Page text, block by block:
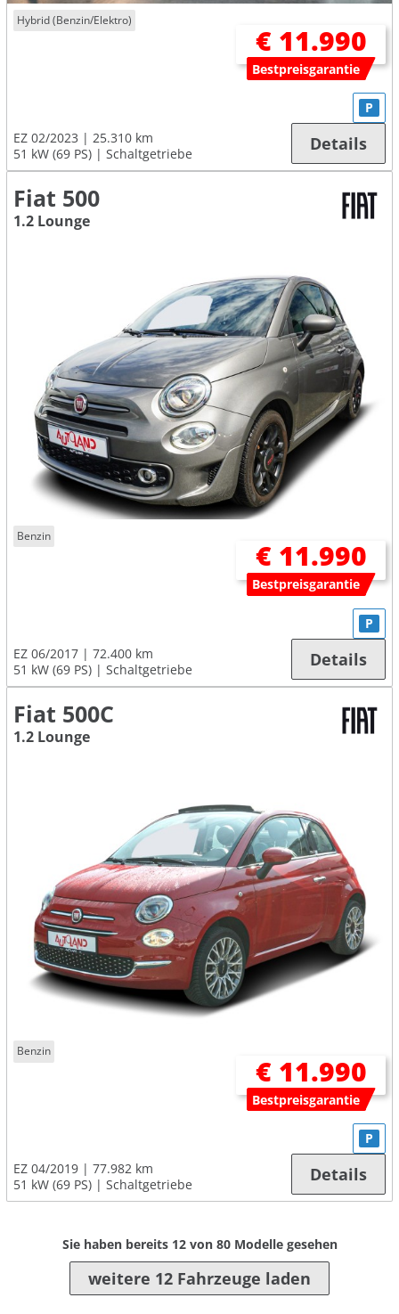
Hybrid (Benzin/Elektro)
€ 11.990
Bestpreisgarantie
EZ 02/2023
25.310 km
51 kW (69 PS)
Schaltgetriebe
P
Details
Fiat 500
1.2 Lounge
Benzin
€ 11.990
Bestpreisgarantie
EZ 06/2017
72.400 km
51 kW (69 PS)
Schaltgetriebe
P
Details
Fiat 500C
1.2 Lounge
Benzin
€ 11.990
Bestpreisgarantie
EZ 04/2019
77.982 km
51 kW (69 PS)
Schaltgetriebe
P
Details
Sie haben bereits 12von 80Modelle gesehen
weitere 12 Fahrzeuge laden